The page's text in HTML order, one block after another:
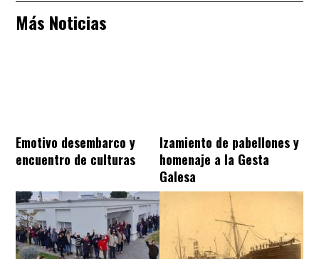
Más Noticias
Emotivo desembarco y
encuentro de culturas
Izamiento de pabellones y
homenaje a la Gesta
Galesa